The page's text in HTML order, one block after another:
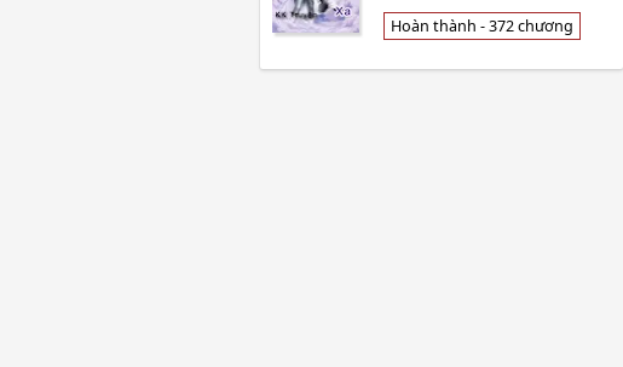
một cốc mì ăn liền còn tại
tỏa hơi nóng, nhưng là, trừ
hắn ngoại một người đều
Hoàn thành - 372 chương